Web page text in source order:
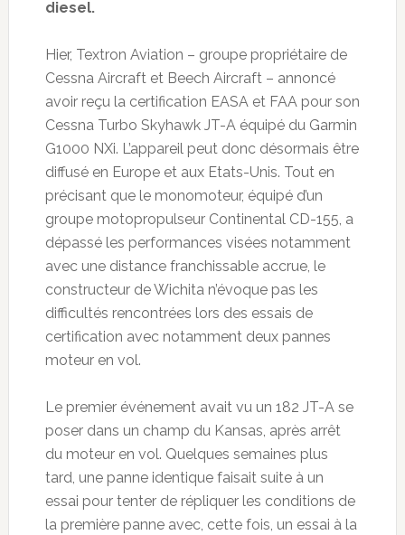
diesel.
Hier, Textron Aviation – groupe propriétaire de
Cessna Aircraft et Beech Aircraft – annoncé
avoir reçu la certification EASA et FAA pour son
Cessna Turbo Skyhawk JT-A équipé du Garmin
G1000 NXi. L’appareil peut donc désormais être
diffusé en Europe et aux Etats-Unis. Tout en
précisant que le monomoteur, équipé d’un
groupe motopropulseur Continental CD-155, a
dépassé les performances visées notamment
avec une distance franchissable accrue, le
constructeur de Wichita n’évoque pas les
difficultés rencontrées lors des essais de
certification avec notamment deux pannes
moteur en vol.
Le premier événement avait vu un 182 JT-A se
poser dans un champ du Kansas, après arrêt
du moteur en vol. Quelques semaines plus
tard, une panne identique faisait suite à un
essai pour tenter de répliquer les conditions de
la première panne avec, cette fois, un essai à la